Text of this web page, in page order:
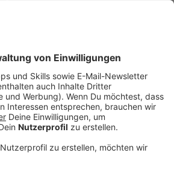
in Wiesdorf
(27. September 2024) läuft das
Bis Sonntag finden Besucher
eine Mischung aus Kirmes und